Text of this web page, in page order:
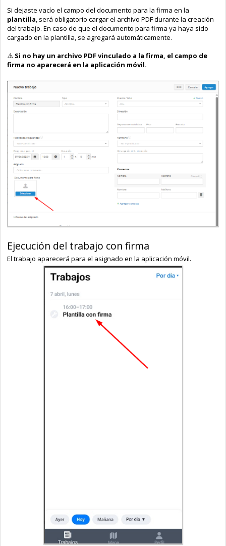
Si dejaste vacío el campo del documento para la firma en la
plantilla, será obligatorio cargar el archivo PDF durante la creación
del trabajo. En caso de que el documento para firma ya haya sido
cargado en la plantilla, se agregará automáticamente.
⚠️ Si no hay un archivo PDF vinculado a la firma, el campo de
firma no aparecerá en la aplicación móvil.
Ejecución del trabajo con firma
El trabajo aparecerá para el asignado en la aplicación móvil.